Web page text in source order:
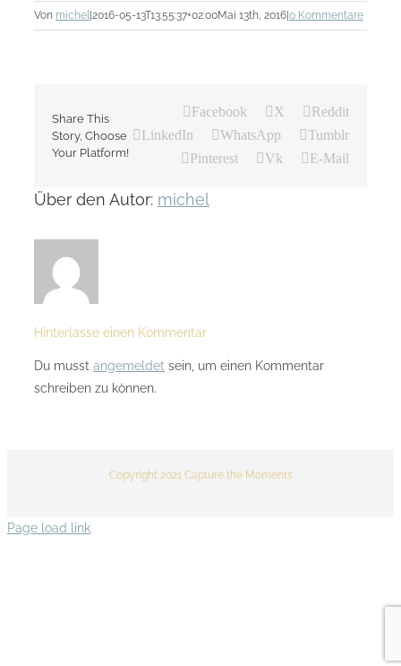
Von michel |2016-05-13T13:55:37+02:00Mai 13th, 2016|0 Kommentare
Share This
Story, Choose
Your Platform!
Facebook X
Reddit
LinkedIn
WhatsApp
Tumblr
Pinterest
Vk E-Mail
Über den Autor: michel
Hinterlasse einen Kommentar
Du musst angemeldet sein, um einen Kommentar
schreiben zu können.
Copyright 2021 Capture the Moments
Page load link